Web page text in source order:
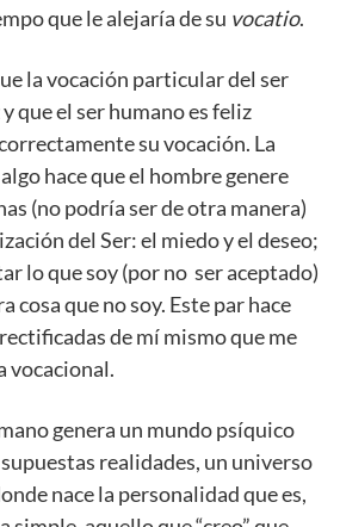
que le alejaría de su vocatio.
la vocación particular del ser
que el ser humano es feliz
su vocación. La
hace que el hombre genere
(no podría ser de otra manera)
del Ser: el miedo y el deseo;
lo que soy (por no ser aceptado)
cosa que no soy. Este par hace
de mí mismo que me
vocacional.
genera un mundo psíquico
realidades, un universo
nace la personalidad que es,